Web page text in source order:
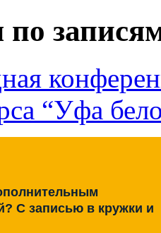
“Уфа
С записью в кружки и